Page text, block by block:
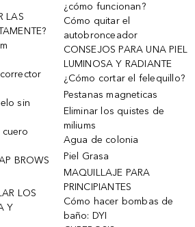
LAS
sin
cuero
BROWS
LOS
Y
¿cómo funcionan?
Cómo quitar el
autobronceador
CONSEJOS PARA UNA PIEL
LUMINOSA Y RADIANTE
¿Cómo cortar el felequillo?
Pestanas magneticas
Eliminar los quistes de
miliums
Agua de colonia
Piel Grasa
MAQUILLAJE PARA
PRINCIPIANTES
Cómo hacer bombas de
baño: DYI